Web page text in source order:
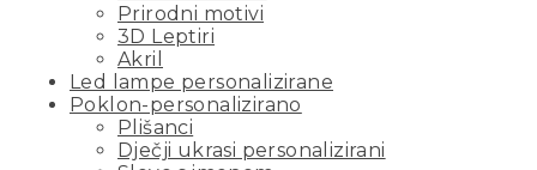
Prirodni motivi
3D Leptiri
Akril
Led lampe personalizirane
Poklon-personalizirano
Plišanci
Dječji ukrasi personalizirani